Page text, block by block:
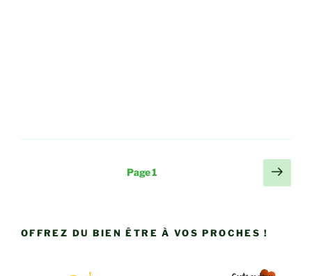
Page1
Page
OFFREZ DU BIEN ÊTRE À VOS PROCHES !